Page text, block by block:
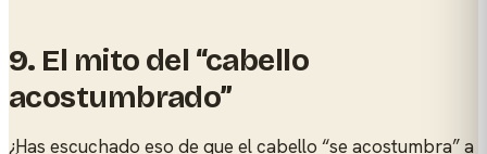
9. El mito del “cabello
acostumbrado”
¿Has escuchado eso de que el cabello “se acostumbra” a